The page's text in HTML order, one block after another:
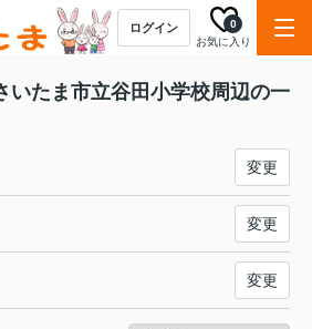
ログイン
お気に入り
0
いたま市立谷田小学校周辺の一
変更
変更
変更